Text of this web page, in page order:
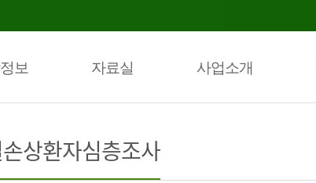
보 자료실 사업소개
상환자심층조사